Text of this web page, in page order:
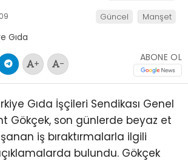
Güncel Manşet
+ -
ABONE OL
Gıda İşçileri Sendikası Genel
Gökçek, son günlerde beyaz et
iş bıraktırmalarla ilgili
bulundu. Gökçek